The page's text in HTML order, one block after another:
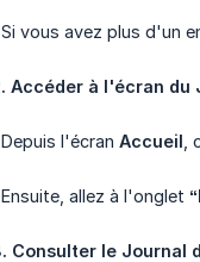
Si vous avez plus d'un
Accéder à l'écran du
Depuis l'écran Accueil
Ensuite, allez à l'onglet
Consulter le Journal